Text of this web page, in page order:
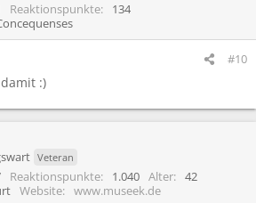
Reaktionspunkte
134
#10
:)
Veteran
Reaktionspunkte 1.040 Alter
42
Website www.museek.de